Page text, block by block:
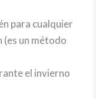
para cualquier
(es un método
el invierno